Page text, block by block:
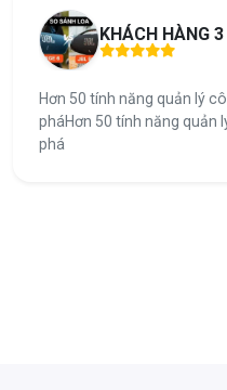
KHÁCH HÀNG 3
Hơn 50 tính năng quản lý
pháHơn 50 tính năng quản
phá